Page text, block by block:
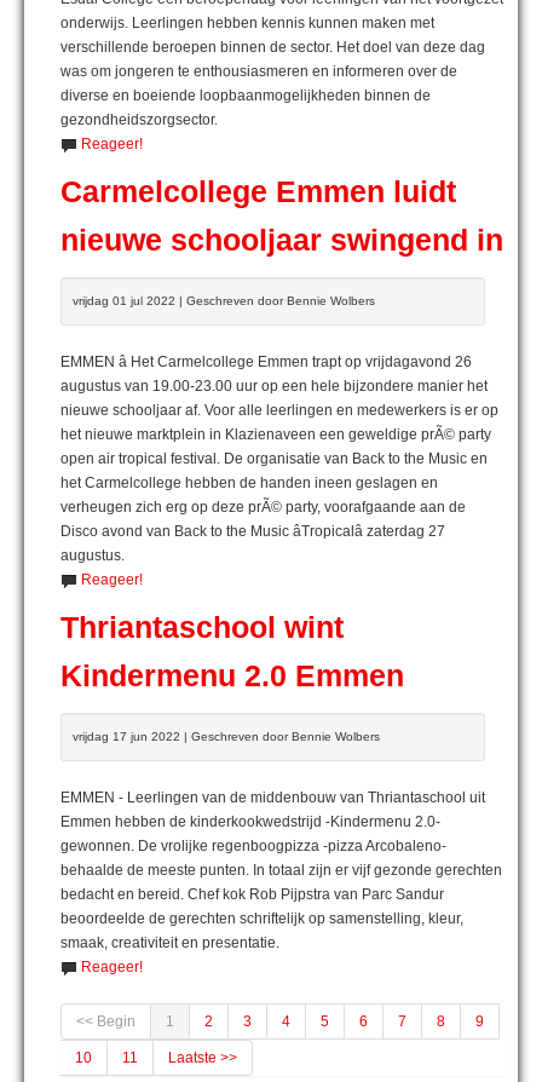
onderwijs. Leerlingen hebben kennis kunnen maken met
verschillende beroepen binnen de sector. Het doel van deze dag
was om jongeren te enthousiasmeren en informeren over de
diverse en boeiende loopbaanmogelijkheden binnen de
gezondheidszorgsector.
Reageer!
Carmelcollege Emmen luidt
nieuwe schooljaar swingend in
vrijdag 01 jul 2022 | Geschreven door Bennie Wolbers
EMMEN â Het Carmelcollege Emmen trapt op vrijdagavond 26
augustus van 19.00-23.00 uur op een hele bijzondere manier het
nieuwe schooljaar af. Voor alle leerlingen en medewerkers is er op
het nieuwe marktplein in Klazienaveen een geweldige prÃ© party
open air tropical festival. De organisatie van Back to the Music en
het Carmelcollege hebben de handen ineen geslagen en
verheugen zich erg op deze prÃ© party, voorafgaande aan de
Disco avond van Back to the Music âTropicalâ zaterdag 27
augustus.
Reageer!
Thriantaschool wint
Kindermenu 2.0 Emmen
vrijdag 17 jun 2022 | Geschreven door Bennie Wolbers
EMMEN - Leerlingen van de middenbouw van Thriantaschool uit
Emmen hebben de kinderkookwedstrijd -Kindermenu 2.0-
gewonnen. De vrolijke regenboogpizza -pizza Arcobaleno-
behaalde de meeste punten. In totaal zijn er vijf gezonde gerechten
bedacht en bereid. Chef kok Rob Pijpstra van Parc Sandur
beoordeelde de gerechten schriftelijk op samenstelling, kleur,
smaak, creativiteit en presentatie.
Reageer!
<< Begin 1 2 3 4 5 6 7 8 9
10 11 Laatste >>